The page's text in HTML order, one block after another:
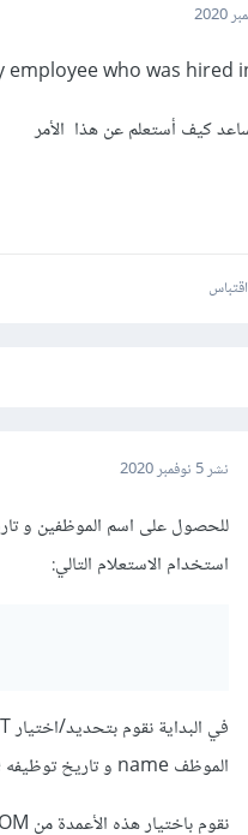
who was hired
كيف أستعلم عن هذا الأمر
اقتباس
نشر5 نوفمبر 2020
استخدام الاستعلام التالي:
الموظف name و تاريخ توظيفه hire_date "قد تختلف أسماء هذه الأعمدة في قاعدة البيانات الخاصة بك"